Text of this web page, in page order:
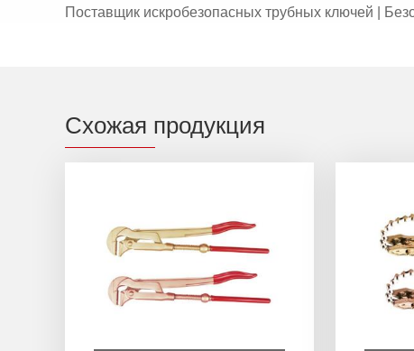
Поставщик искробезопасных трубных ключей |
Схожая продукция